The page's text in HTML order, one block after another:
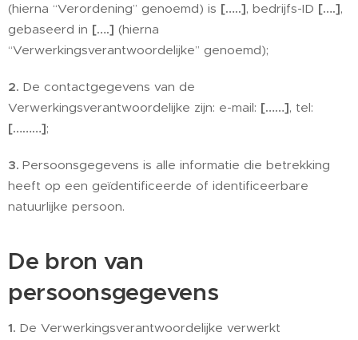
(hierna “Verordening” genoemd) is […..], bedrijfs-ID [….],
gebaseerd in [….] (hierna
“Verwerkingsverantwoordelijke” genoemd);
2. De contactgegevens van de
Verwerkingsverantwoordelijke zijn: e-mail: [……], tel:
[………];
3. Persoonsgegevens is alle informatie die betrekking
heeft op een geïdentificeerde of identificeerbare
natuurlijke persoon.
De bron van
persoonsgegevens
1. De Verwerkingsverantwoordelijke verwerkt